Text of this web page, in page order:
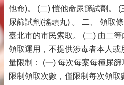
他命)。 (二) 愷他命尿篩試劑。
尿篩試劑(搖頭丸) 。 二、 領取
臺北市的市民索取。 (二) 由二
領取運用，不提供涉毒者本人或
量限制： (一) 每次每案每種尿
限制領取次數，僅限制每次領取